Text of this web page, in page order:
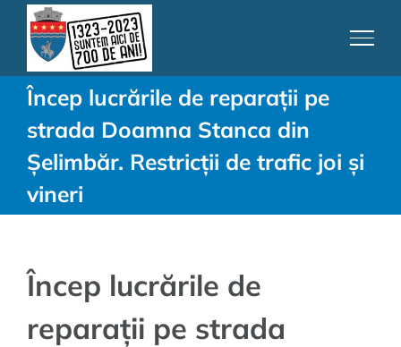
content
Încep lucrările de reparații pe
strada Doamna Stanca din
Șelimbăr. Restricții de trafic joi și
vineri
Încep lucrările de
reparații pe strada